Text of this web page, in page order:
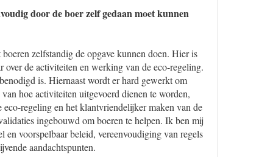
door de boer zelf gedaan moet kunnen
zelfstandig de opgave kunnen doen. Hier is
de activiteiten en werking van de eco-regeling.
is. Hiernaast wordt er hard gewerkt om
hoe activiteiten uitgevoerd dienen te worden,
regeling en het klantvriendelijker maken van de
ingebouwd om boeren te helpen. Ik ben mij
voorspelbaar beleid, vereenvoudiging van regels
aandachtspunten.